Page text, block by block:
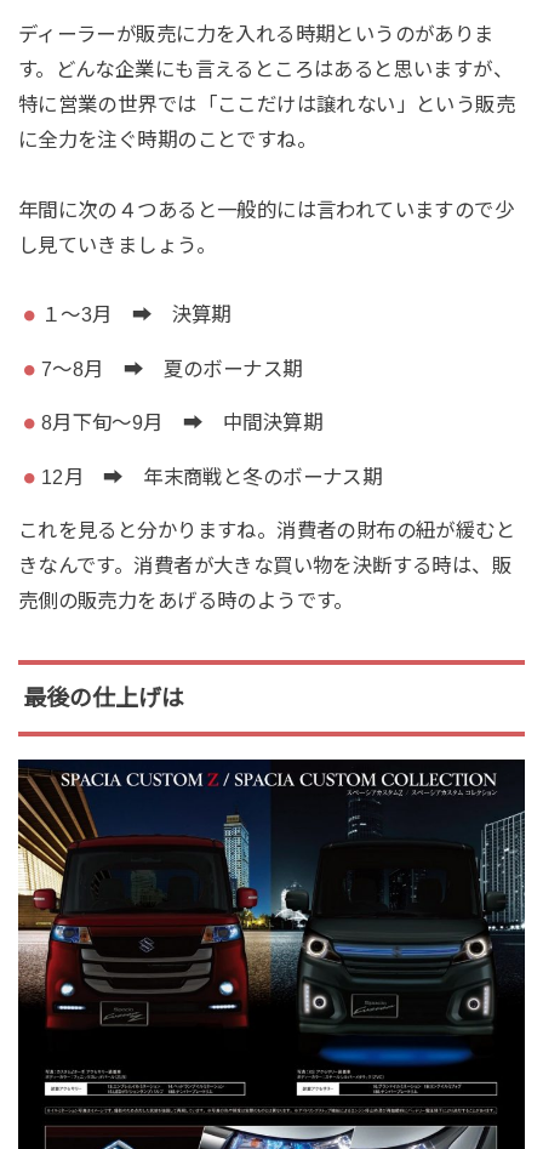
ディーラーが販売に力を入れる時期というのがありま
す。どんな企業にも言えるところはあると思いますが、
特に営業の世界では「ここだけは譲れない」という販売
に全力を注ぐ時期のことですね。
年間に次の４つあると一般的には言われていますので少
し見ていきましょう。
１～3月 ➡ 決算期
7～8月 ➡ 夏のボーナス期
8月下旬～9月 ➡ 中間決算期
12月 ➡ 年末商戦と冬のボーナス期
これを見ると分かりますね。消費者の財布の紐が緩むと
きなんです。消費者が大きな買い物を決断する時は、販
売側の販売力をあげる時のようです。
最後の仕上げは